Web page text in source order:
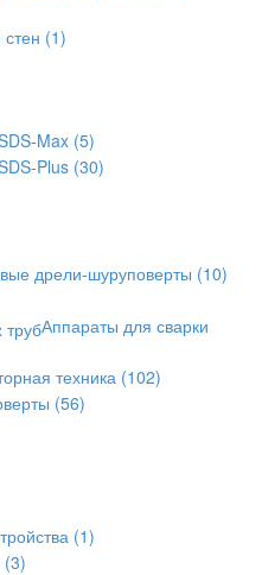
(1)
Max (5)
Plus (30)
дрели-шуруповерты (10)
Аппараты для сварки
техника (102)
(56)
(1)
(3)